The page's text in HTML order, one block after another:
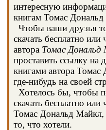
интересную
книгам Томас
Чтобы ваши друзья
скачать бесплатно или
автора Томас Дональд
проставить ссылку на
книгами автора
где-нибудь на своей
Хотелось бы, чтобы
скачать бесплатно или
Томас Дональд Майкл,
то, что хотели.